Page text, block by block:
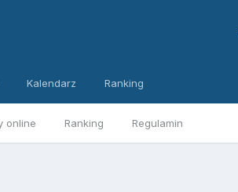
online Ranking Regulamin
Kalendarz Ranking